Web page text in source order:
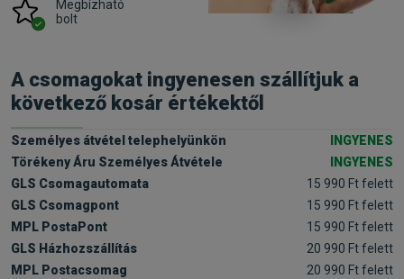
Megbízható
bolt
A csomagokat ingyenesen szállítjuk a
következő kosár értékektől
Személyes átvétel telephelyünkön
INGYENES
Törékeny Áru Személyes Átvétele
INGYENES
GLS Csomagautomata
15 990 Ft felett
GLS Csomagpont
15 990 Ft felett
MPL PostaPont
15 990 Ft felett
GLS Házhozszállítás
20 990 Ft felett
MPL Postacsomag
20 990 Ft felett